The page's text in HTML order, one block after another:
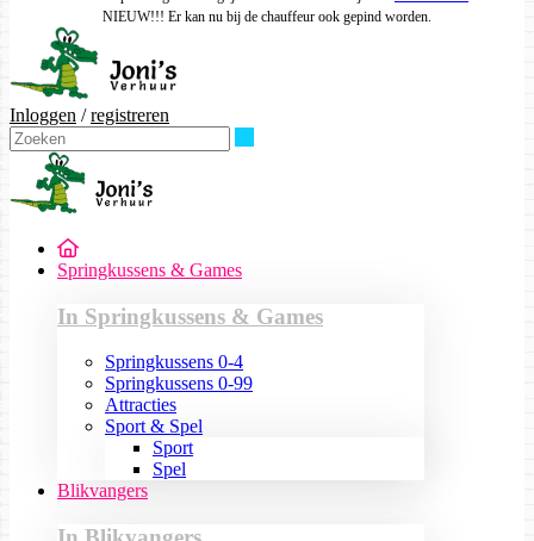
NIEUW!!! Er kan nu bij de chauffeur ook gepind worden.
Inloggen /registreren
Springkussens & Games
In Springkussens & Games
Springkussens 0-4
Springkussens 0-99
Attracties
Sport & Spel
Sport
Spel
Blikvangers